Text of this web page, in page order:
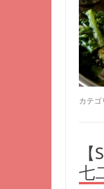
カテゴ
七